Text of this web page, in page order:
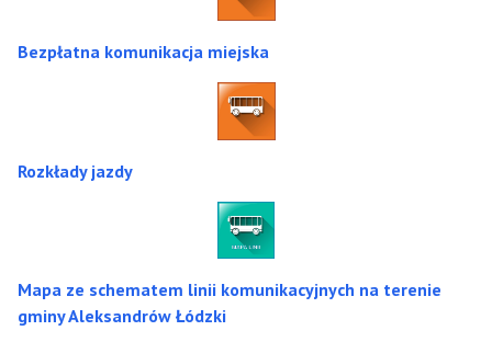
Bezpłatna komunikacja miejska
Rozkłady jazdy
Mapa ze schematem linii komunikacyjnych na terenie
gminy Aleksandrów Łódzki